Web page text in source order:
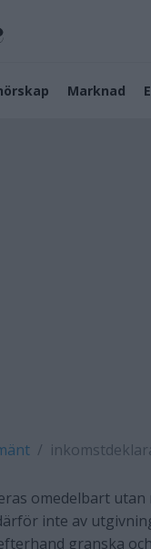
Marknad
omedelbart utan
inte av
granska